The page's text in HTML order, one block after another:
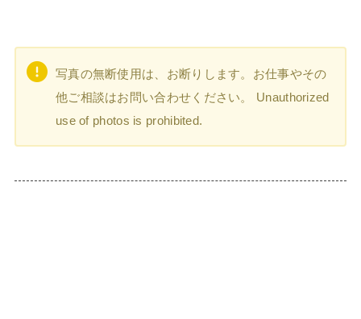
写真の無断使用は、お断りします。お仕事やその
他ご相談はお問い合わせください。 Unauthorized
use of photos is prohibited.